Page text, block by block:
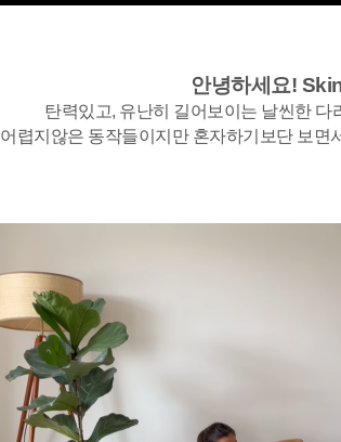
안녕하세요!
탄력있고, 유난히 길어보이는 날씬한
어렵지않은 동작들이지만 혼자하기보단 보면